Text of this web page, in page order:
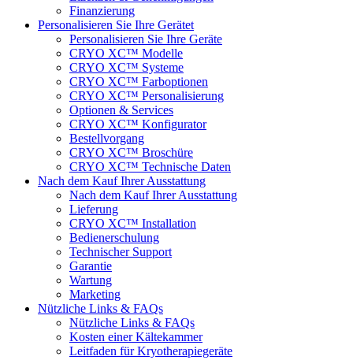
Finanzierung
Personalisieren Sie Ihre Gerätet
Personalisieren Sie Ihre Geräte
CRYO XC™ Modelle
CRYO XC™ Systeme
CRYO XC™ Farboptionen
CRYO XC™ Personalisierung
Optionen & Services
CRYO XC™ Konfigurator
Bestellvorgang
CRYO XC™ Broschüre
CRYO XC™ Technische Daten
Nach dem Kauf Ihrer Ausstattung
Nach dem Kauf Ihrer Ausstattung
Lieferung
CRYO XC™ Installation
Bedienerschulung
Technischer Support
Garantie
Wartung
Marketing
Nützliche Links & FAQs
Nützliche Links & FAQs
Kosten einer Kältekammer
Leitfaden für Kryotherapiegeräte